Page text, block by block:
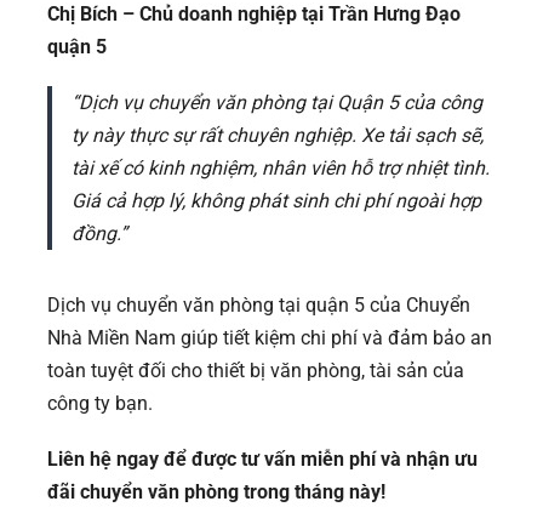
Chị Bích – Chủ doanh nghiệp tại Trần Hưng Đạo
quận 5
“Dịch vụ chuyển văn phòng tại Quận 5 của công
ty này thực sự rất chuyên nghiệp. Xe tải sạch sẽ,
tài xế có kinh nghiệm, nhân viên hỗ trợ nhiệt tình.
Giá cả hợp lý, không phát sinh chi phí ngoài hợp
đồng.”
Dịch vụ chuyển văn phòng tại quận 5 của Chuyển
Nhà Miền Nam giúp tiết kiệm chi phí và đảm bảo an
toàn tuyệt đối cho thiết bị văn phòng, tài sản của
công ty bạn.
Liên hệ ngay để được tư vấn miễn phí và nhận ưu
đãi chuyển văn phòng trong tháng này!